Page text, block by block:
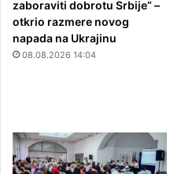
zaboraviti dobrotu Srbije“ –
otkrio razmere novog
napada na Ukrajinu
08.08.2026 14:04